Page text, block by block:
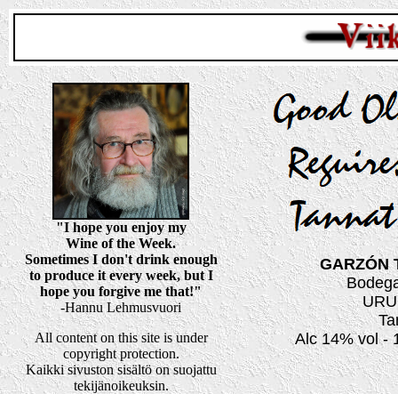
"I hope you enjoy my
Wine of the Week.
Sometimes I don't drink enough
to produce it every week, but I
hope you forgive me that!"
-Hannu Lehmusvuori
All content on this site is under
copyright protection.
Kaikki sivuston sisältö on suojattu
tekijänoikeuksin.
GARZÓN
Alc 14% vol -